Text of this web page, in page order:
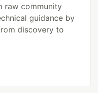
raw community
guidance by
discovery to